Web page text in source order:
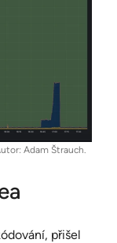
Adam Štrauch.
přišel